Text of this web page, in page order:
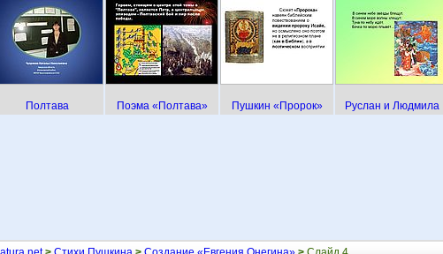
Полтава Поэма «Полтава» Пушкин «Пророк» Руслан и Людмила